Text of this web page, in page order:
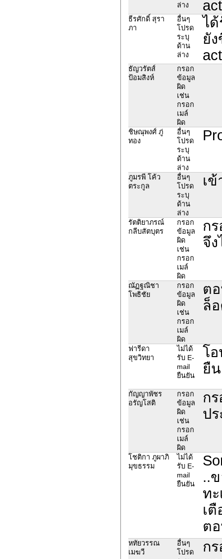
ล่าง
ธีรศักดิ์ สุรา
ภา
อื่นๆ
โปรด
ระบุ
ด้าน
ล่าง
ไ
ยั
ธัญวรัตส์
ป้อมสิงห์
กรอก
ข้อมูล
ผิด
เช่น
กรอก
เมล์
ผิด
ชิษณุพงศ์ ภู่
ทอง
อื่นๆ
โปรด
ระบุ
ด้าน
ล่าง
ภูมรพี โค้ว
ตระกูล
อื่นๆ
โปรด
ระบุ
ด้าน
ล่าง
เ
รัตติยาภรณ์
กลีบสัตบุตร
กรอก
ข้อมูล
ผิด
เช่น
กรอก
เมล์
ผิด
ก
จึ
ณัฏฐณิชา
โพธิชัย
กรอก
ข้อมูล
ผิด
เช่น
กรอก
เมล์
ผิด
ต
ล็
ฟารีดา
สุขวิทยา
ไม่ได้
รับ E-
mail
ยืนยัน
โ
ยื
กัญญาพัชร
อรัญโสติ
กรอก
ข้อมูล
ผิด
เช่น
กรอก
เมล์
ผิด
ก
ป
โชติกา ภูผาภิ
มุขธรรม
ไม่ได้
รับ E-
mail
ยืนยัน
..
ท
เ
ต
หทัยวรรณ
เมฆวี
อื่นๆ
โปรด
ก